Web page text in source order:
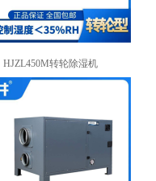
HJZL450M转轮除湿机